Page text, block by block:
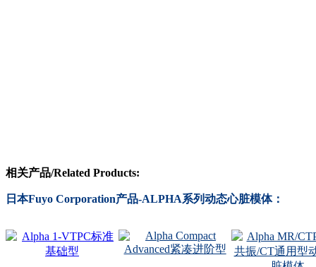
相关产品/Related Products:
日本Fuyo Corporation产品-ALPHA系列动态心脏模体：